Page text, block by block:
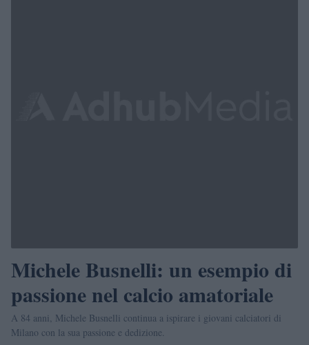
Michele Busnelli: un esempio di
passione nel calcio amatoriale
A 84 anni, Michele Busnelli continua a ispirare i giovani calciatori di
Milano con la sua passione e dedizione.